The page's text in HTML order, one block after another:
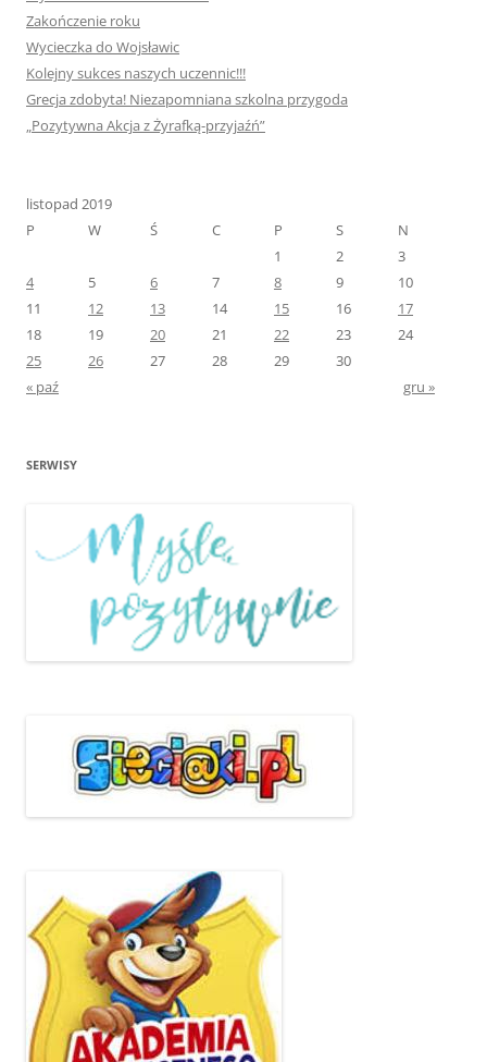
Zakończenie roku
Wycieczka do Wojsławic
Kolejny sukces naszych uczennic!!!
Grecja zdobyta! Niezapomniana szkolna przygoda
„Pozytywna Akcja z Żyrafką-przyjaźń”
listopad 2019
P
W Ś C P S
N
1
2
3
4
5 6 7 8 9
10
11
12 13 14 15 16
17
18
19 20 21 22 23
24
25
26 27 28 29
30
« paź
gru »
SERWISY